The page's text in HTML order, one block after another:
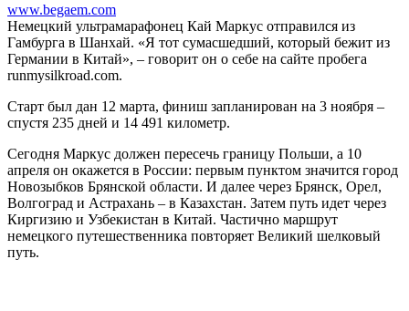
www.begaem.com
Немецкий ультрамарафонец Кай Маркус отправился из
Гамбурга в Шанхай. «Я тот сумасшедший, который бежит из
Германии в Китай», – говорит он о себе на сайте пробега
runmysilkroad.com.
Старт был дан 12 марта, финиш запланирован на 3 ноября –
спустя 235 дней и 14 491 километр.
Сегодня Маркус должен пересечь границу Польши, а 10
апреля он окажется в России: первым пунктом значится город
Новозыбков Брянской области. И далее через Брянск, Орел,
Волгоград и Астрахань – в Казахстан. Затем путь идет через
Киргизию и Узбекистан в Китай. Частично маршрут
немецкого путешественника повторяет Великий шелковый
путь.